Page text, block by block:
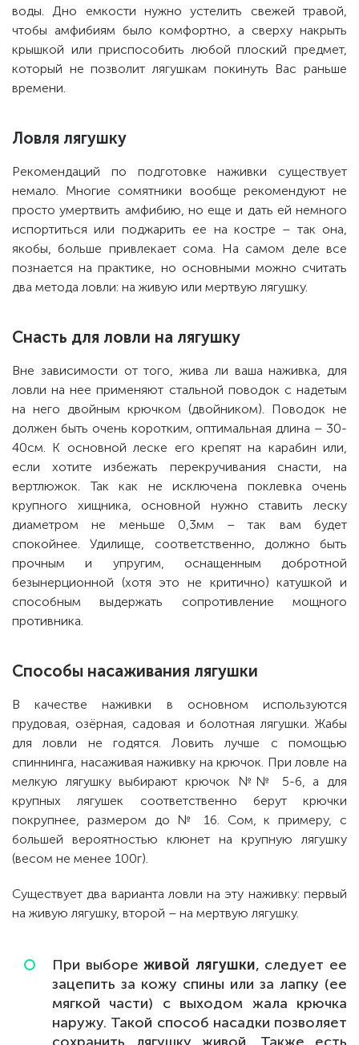
воды. Дно емкости нужно устелить свежей травой,
чтобы амфибиям было комфортно, а сверху накрыть
крышкой или приспособить любой плоский предмет,
который не позволит лягушкам покинуть Вас раньше
времени.
Ловля лягушку
Рекомендаций по подготовке наживки существует
немало. Многие сомятники вообще рекомендуют не
просто умертвить амфибию, но еще и дать ей немного
испортиться или поджарить ее на костре – так она,
якобы, больше привлекает сома. На самом деле все
познается на практике, но основными можно считать
два метода ловли: на живую или мертвую лягушку.
Снасть для ловли на лягушку
Вне зависимости от того, жива ли ваша наживка, для
ловли на нее применяют стальной поводок с надетым
на него двойным крючком (двойником). Поводок не
должен быть очень коротким, оптимальная длина – 30-
40см. К основной леске его крепят на карабин или,
если хотите избежать перекручивания снасти, на
вертлюжок. Так как не исключена поклевка очень
крупного хищника, основной нужно ставить леску
диаметром не меньше 0,3мм – так вам будет
спокойнее. Удилище, соответственно, должно быть
прочным и упругим, оснащенным добротной
безынерционной (хотя это не критично) катушкой и
способным выдержать сопротивление мощного
противника.
Способы насаживания лягушки
В качестве наживки в основном используются
прудовая, озёрная, садовая и болотная лягушки. Жабы
для ловли не годятся. Ловить лучше с помощью
спиннинга, насаживая наживку на крючок. При ловле на
мелкую лягушку выбирают крючок №№ 5-6, а для
крупных лягушек соответственно берут крючки
покрупнее, размером до № 16. Сом, к примеру, с
большей вероятностью клюнет на крупную лягушку
(весом не менее 100г).
Существует два варианта ловли на эту наживку: первый
на живую лягушку, второй – на мертвую лягушку.
При выбореживой лягушки, следует ее
зацепить за кожу спины или за лапку (ее
мягкой части) с выходом жала крючка
наружу. Такой способ насадки позволяет